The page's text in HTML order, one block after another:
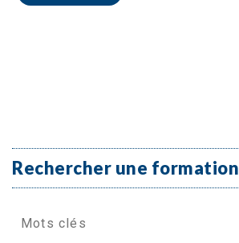
Rechercher une formation